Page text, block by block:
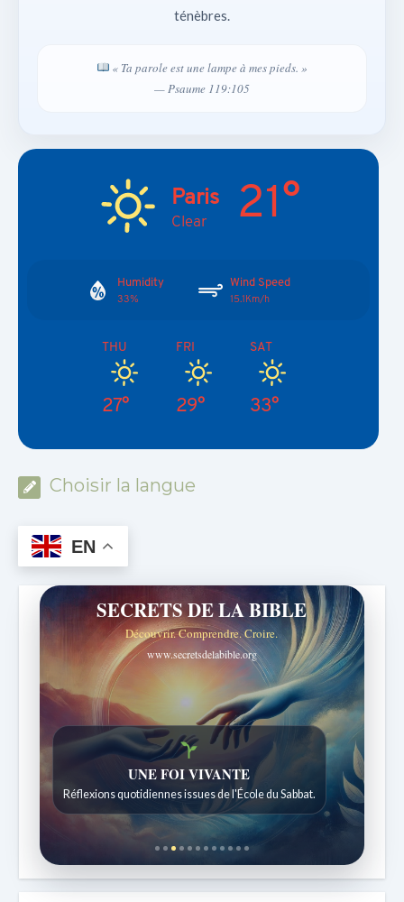
ténèbres.
« Ta parole est une lampe à mes pieds. »
— Psaume 119:105
Paris
Clear 21°
Humidity
33%
Wind Speed
15.1Km/h
THU
27°
FRI
29°
SAT
33°
Choisir la langue
EN
SECRETS DE LA BIBLE
Découvrir. Comprendre. Croire.
www.secretsdelabible.org
Histoires bibliques étonnantes
Histoires pour les enfants de 7 à 12 ans.